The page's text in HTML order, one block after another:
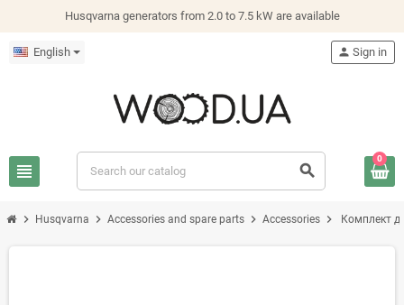
Husqvarna generators from 2.0 to 7.5 kW are available
English
view_headline search
person Sign in
0
chevron_right Husqvarna chevron_right Accessories and spare parts chevron_right Accessories chevron_right Комплект